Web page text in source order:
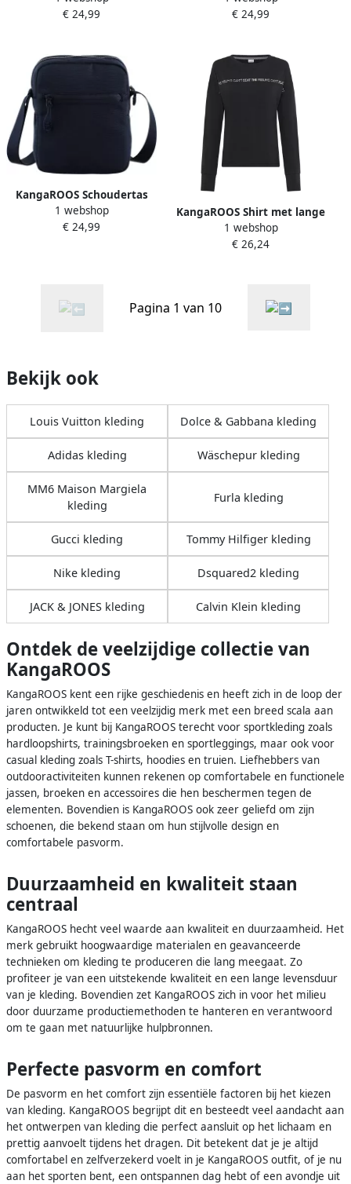
€ 24,99
€ 24,99
KangaROOS Schoudertas
minitas kleine tas
1 webshop
€ 24,99
KangaROOS Shirt met lange
mouwen met glanzende
print
1 webshop
€ 26,24
Pagina 1 van 10
Bekijk ook
Louis Vuitton kleding Dolce & Gabbana kleding
Adidas kleding Wäschepur kleding
MM6 Maison Margiela
kleding
Furla kleding
Gucci kleding Tommy Hilfiger kleding
Nike kleding Dsquared2 kleding
JACK & JONES kleding Calvin Klein kleding
Ontdek de veelzijdige collectie van
KangaROOS
KangaROOS kent een rijke geschiedenis en heeft zich in de loop der
jaren ontwikkeld tot een veelzijdig merk met een breed scala aan
producten. Je kunt bij KangaROOS terecht voor sportkleding zoals
hardloopshirts, trainingsbroeken en sportleggings, maar ook voor
casual kleding zoals T-shirts, hoodies en truien. Liefhebbers van
outdooractiviteiten kunnen rekenen op comfortabele en functionele
jassen, broeken en accessoires die hen beschermen tegen de
elementen. Bovendien is KangaROOS ook zeer geliefd om zijn
schoenen, die bekend staan om hun stijlvolle design en
comfortabele pasvorm.
Duurzaamheid en kwaliteit staan
centraal
KangaROOS hecht veel waarde aan kwaliteit en duurzaamheid. Het
merk gebruikt hoogwaardige materialen en geavanceerde
technieken om kleding te produceren die lang meegaat. Zo
profiteer je van een uitstekende kwaliteit en een lange levensduur
van je kleding. Bovendien zet KangaROOS zich in voor het milieu
door duurzame productiemethoden te hanteren en verantwoord
om te gaan met natuurlijke hulpbronnen.
Perfecte pasvorm en comfort
De pasvorm en het comfort zijn essentiële factoren bij het kiezen
van kleding. KangaROOS begrijpt dit en besteedt veel aandacht aan
het ontwerpen van kleding die perfect aansluit op het lichaam en
prettig aanvoelt tijdens het dragen. Dit betekent dat je je altijd
comfortabel en zelfverzekerd voelt in je KangaROOS outfit, of je nu
aan het sporten bent, een ontspannen dag hebt of een avondje uit